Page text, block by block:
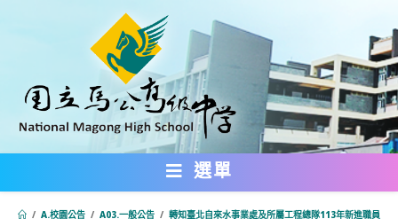
內
選單
/ A.校園公告 / A03.一般公告 / 轉知臺北自來水事業處及所屬工程總隊113年新進職員(工